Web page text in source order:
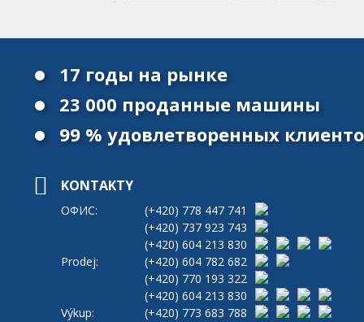
17 годы на рынке
23 000 проданные машины
99 % удовлетворенных
KONTAKTY
ОФИС: (+420) 778 447 741
(+420) 737 923 743
(+420) 604 213 830
Prodej:
(+420) 604 782 682
(+420) 770 193 322
(+420) 604 213 830
Výkup:
(+420) 773 683 788